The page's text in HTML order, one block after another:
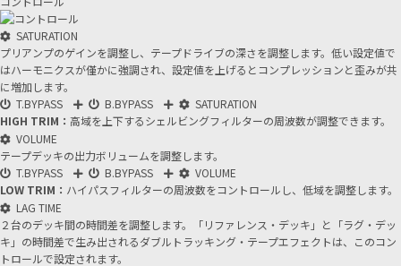
SATURATION
プリアンプのゲインを調整し、テープドライブの深さを調整します。低い設定値で
はハーモニクスが僅かに強調され、設定値を上げるとコンプレッションと歪みが共
に増加します。
T.BYPASS
B.BYPASS SATURATION
HIGH TRIM： 高域を上下するシェルビングフィルターの周波数が調整できます。
VOLUME
テープデッキの出力ボリュームを調整します。
T.BYPASS
B.BYPASS VOLUME
LOW TRIM： ハイパスフィルターの周波数をコントロールし、低域を調整します。
LAG TIME
２台のデッキ間の時間差を調整します。「リファレンス・デッキ」と「ラグ・デッ
キ」の時間差で生み出されるダブルトラッキング・テープエフェクトは、このコン
トロールで設定されます。